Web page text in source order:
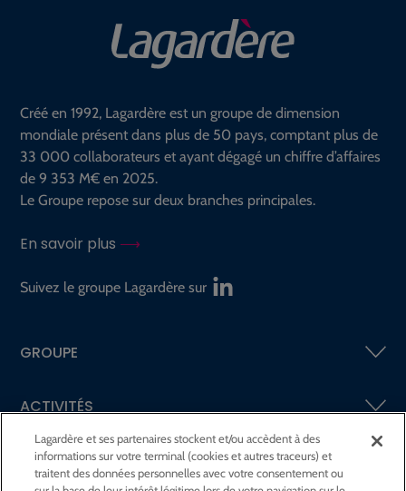
Créé en 1992, Lagardère est un groupe de dimension
mondiale présent dans plus de 50 pays, comptant plus de
33 000 collaborateurs et ayant dégagé un chiffre d’affaires
de 9 353 M€ en 2025.
Le Groupe repose sur deux branches principales.
En savoir plus
Suivez le groupe Lagardère sur
GROUPE
ACTIVITÉS
ACTIONNAIRES &INVESTISSEURS
Lagardère et ses partenaires stockent et/ou accèdent à des
informations sur votre terminal (cookies et autres traceurs) et
traitent des données personnelles avec votre consentement ou